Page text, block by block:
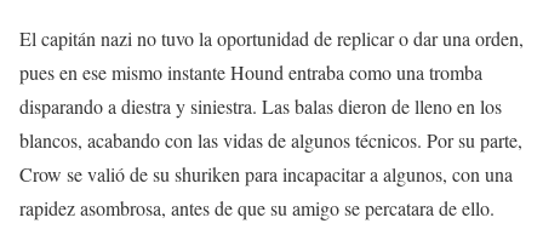
El capitán nazi no tuvo la oportunidad de replicar o dar una orden,
pues en ese mismo instante Hound entraba como una tromba
disparando a diestra y siniestra. Las balas dieron de lleno en los
blancos, acabando con las vidas de algunos técnicos. Por su parte,
Crow se valió de su shuriken para incapacitar a algunos, con una
rapidez asombrosa, antes de que su amigo se percatara de ello.